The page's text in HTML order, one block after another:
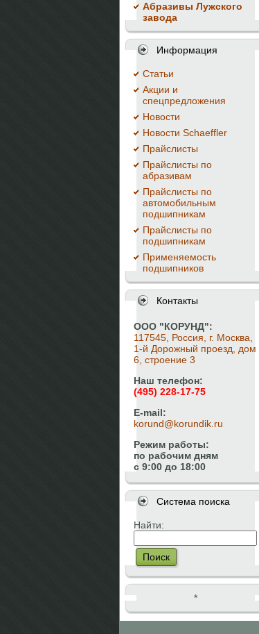
Абразивы Лужского
завода
Информация
Cтатьи
Акции и
спецпредложения
Новости
Новости Schaeffler
Прайслисты
Прайслисты по
абразивам
Прайслисты по
автомобильным
подшипникам
Прайслисты по
подшипникам
Применяемость
подшипников
Контакты
ООО "КОРУНД":
117545, Россия, г. Москва,
1-й Дорожный проезд, дом
6, строение 3
Наш телефон:
(495) 228-17-75
E-mail:
korund@korundik.ru
Режим работы:
по рабочим дням
с 9:00 до 18:00
Система поиска
Найти:
Поиск
*